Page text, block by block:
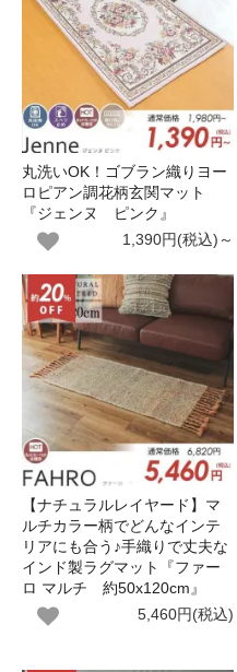
丸洗いOK！ゴブラン織りヨー
ロピアン調花柄玄関マット
『ジェンヌ ピンク』
1,390円(税込)～
【ナチュラルレイヤード】マ
ルチカラー柄でどんなインテ
リアにも合う♪手織りで丈夫な
インド製ラグマット『ファー
ロ マルチ 約50x120cm』
5,460円(税込)